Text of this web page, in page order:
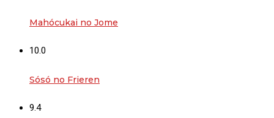
Mahócukai no Jome
10.0
Sósó no Frieren
9.4